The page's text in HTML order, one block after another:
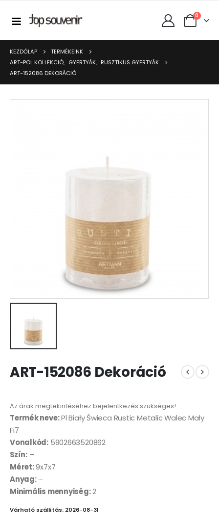
0
KEZDŐLAP
TERMÉKEINK
ART-POL KOLLEKCIÓ, GYERTYÁK, RUSZTIKUS GYERTYÁK
ART-152086 DEKORÁCIÓ
ART-152086 Dekoráció
Az árak megtekintéséhez bejelentkezés szükséges!
Termék neve:Pl Biały Świeca Rustic Metalic Walec Mały
Fi7
Vonalkód: 5902663520862
Szín:–
Méret:9x7x7
Anyag:–
Minimális mennyiség:2
Várható szállítás: 2026-08-31